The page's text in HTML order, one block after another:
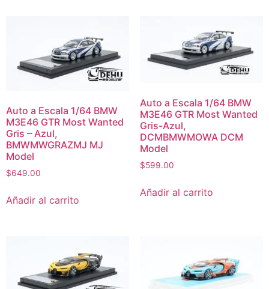
Auto a Escala 1/64 BMW
M3E46 GTR Most Wanted
Gris – Azul,
BMWMWGRAZMJ MJ
Model
$649.00
Añadir al carrito
Auto a Escala 1/64 BMW
M3E46 GTR Most Wanted
Gris-Azul,
DCMBMWMOWA DCM
Model
$599.00
Añadir al carrito